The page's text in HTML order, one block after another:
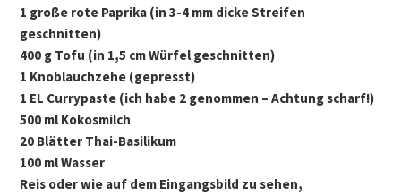
1 große rote Paprika (in 3-4 mm dicke Streifen
geschnitten)
400 g Tofu (in 1,5 cm Würfel geschnitten)
1 Knoblauchzehe (gepresst)
1 EL Currypaste (ich habe 2 genommen – Achtung scharf!)
500 ml Kokosmilch
20 Blätter Thai-Basilikum
100 ml Wasser
Reis oder wie auf dem Eingangsbild zu sehen,